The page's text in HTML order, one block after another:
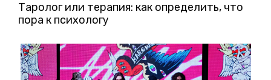
Таролог или терапия: как определить, что
пора к психологу